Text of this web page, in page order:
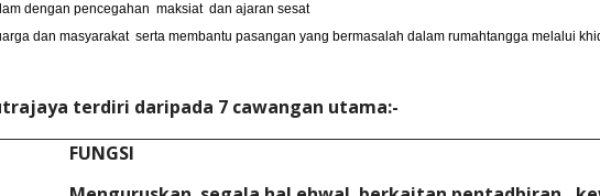
dengan pencegahan maksiat dan ajaran sesat
dan masyarakat serta membantu pasangan yang bermasalah dalam rumahtangga melalui
terdiri daripada 7 cawangan utama:-
FUNGSI